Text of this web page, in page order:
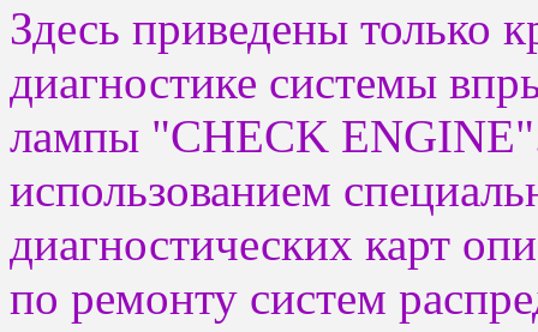
Здесь приведены только
диагностике системы
лампы "CHECK
использованием
диагностических карт
по ремонту систем